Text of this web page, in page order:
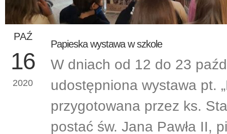
PAŹ
16
2020
Papieska wystawa w szkole
W dniach od 12 do 23
udostępniona wystawa pt.
przygotowana przez ks.
postać św. Jana Pawła II,